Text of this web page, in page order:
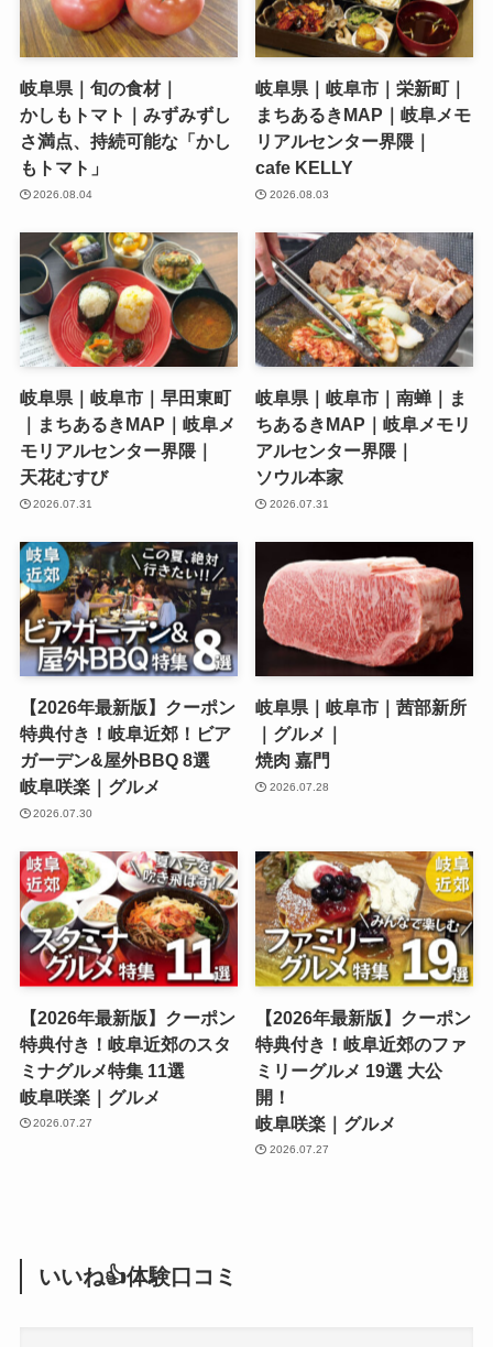
岐阜県｜旬の食材｜
かしもトマト｜みずみずし
さ満点、持続可能な「かし
もトマト」
2026.08.04
岐阜県｜岐阜市｜栄新町｜
まちあるきMAP｜岐阜メモ
リアルセンター界隈｜
cafe KELLY
2026.08.03
岐阜県｜岐阜市｜早田東町
｜まちあるきMAP｜岐阜メ
モリアルセンター界隈｜
天花むすび
2026.07.31
岐阜県｜岐阜市｜南蝉｜ま
ちあるきMAP｜岐阜メモリ
アルセンター界隈｜
ソウル本家
2026.07.31
【2026年最新版】クーポン
特典付き！岐阜近郊！ビア
ガーデン&屋外BBQ 8選
岐阜咲楽｜グルメ
2026.07.30
岐阜県｜岐阜市｜茜部新所
｜グルメ｜
焼肉 嘉門
2026.07.28
【2026年最新版】クーポン
特典付き！岐阜近郊のスタ
ミナグルメ特集 11選
岐阜咲楽｜グルメ
2026.07.27
【2026年最新版】クーポン
特典付き！岐阜近郊のファ
ミリーグルメ 19選 大公
開！
岐阜咲楽｜グルメ
2026.07.27
いいね👍体験口コミ